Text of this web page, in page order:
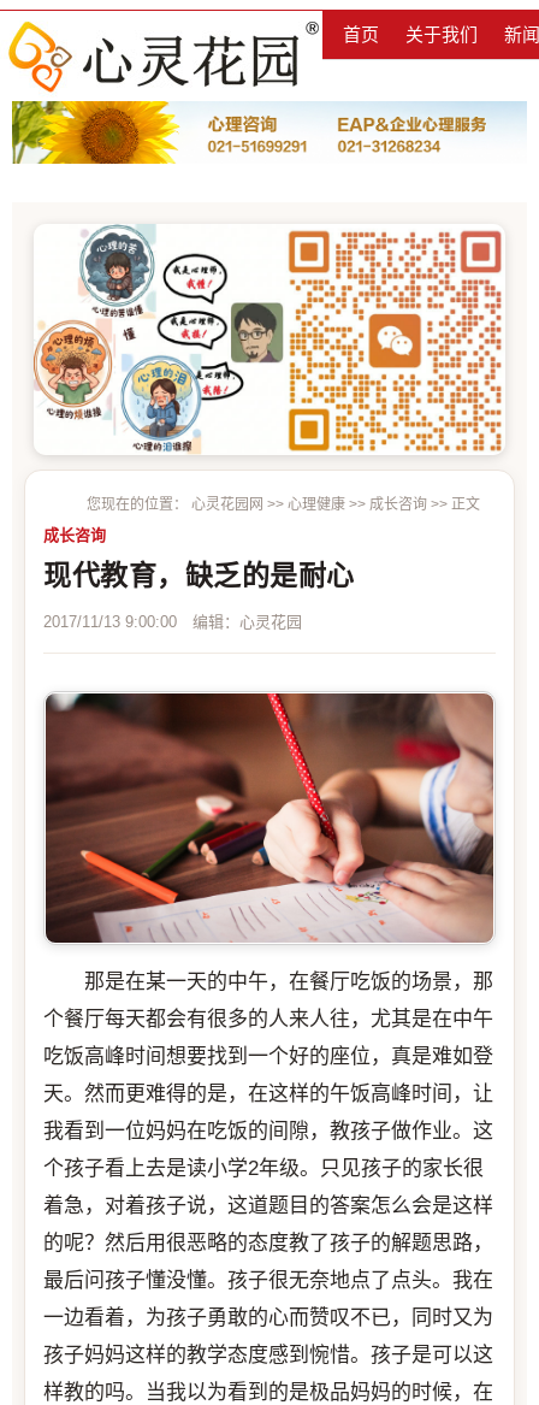
首页 关于我们 新
您现在的位置： 心灵花园网 >> 心理健康 >> 成长咨询 >> 正文
成长咨询
现代教育，缺乏的是耐心
2017/11/13 9:00:00 编辑：心灵花园
那是在某一天的中午，在餐厅吃饭的场景，那
个餐厅每天都会有很多的人来人往，尤其是在中午
吃饭高峰时间想要找到一个好的座位，真是难如登
天。然而更难得的是，在这样的午饭高峰时间，让
我看到一位妈妈在吃饭的间隙，教孩子做作业。这
个孩子看上去是读小学2年级。只见孩子的家长很
着急，对着孩子说，这道题目的答案怎么会是这样
的呢？然后用很恶略的态度教了孩子的解题思路，
最后问孩子懂没懂。孩子很无奈地点了点头。我在
一边看着，为孩子勇敢的心而赞叹不已，同时又为
孩子妈妈这样的教学态度感到惋惜。孩子是可以这
样教的吗。当我以为看到的是极品妈妈的时候，在